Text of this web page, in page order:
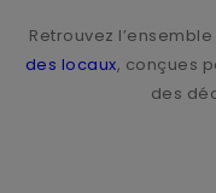
Retrouvez
des locaux, conçues
des